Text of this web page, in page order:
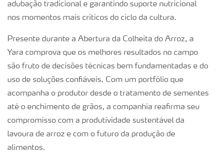
adubação tradicional e garantindo suporte nutricional
nos momentos mais críticos do ciclo da cultura.
Presente durante a Abertura da Colheita do Arroz, a
Yara comprova que os melhores resultados no campo
são fruto de decisões técnicas bem fundamentadas e do
uso de soluções confiáveis. Com um portfólio que
acompanha o produtor desde o tratamento de sementes
até o enchimento de grãos, a companhia reafirma seu
compromisso com a produtividade sustentável da
lavoura de arroz e com o futuro da produção de
alimentos.